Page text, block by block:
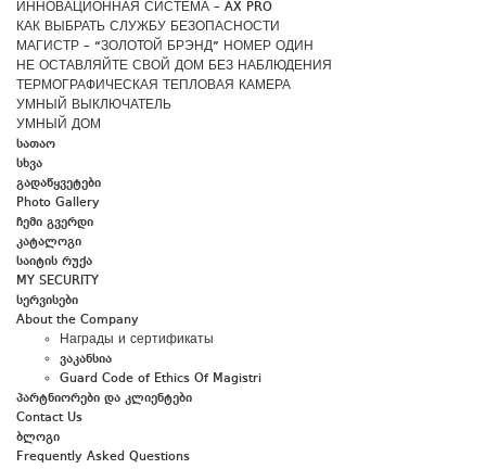
ИННОВАЦИОННАЯ СИСТЕМА – AX PRO
КАК ВЫБРАТЬ СЛУЖБУ БЕЗОПАСНОСТИ
МАГИСТР – “ЗОЛОТОЙ БРЭНД” НОМЕР ОДИН
НЕ ОСТАВЛЯЙТЕ СВОЙ ДОМ БЕЗ НАБЛЮДЕНИЯ
ТЕРМОГРАФИЧЕСКАЯ ТЕПЛОВАЯ КАМЕРА
УМНЫЙ ВЫКЛЮЧАТЕЛЬ
УМНЫЙ ДОМ
სათაო
სხვა
გადაწყვეტები
Photo Gallery
ჩემი გვერდი
კატალოგი
საიტის რუქა
MY SECURITY
სერვისები
About the Company
Награды и сертификаты
ვაკანსია
Guard Code of Ethics Of Magistri
პარტნიორები და კლიენტები
Contact Us
ბლოგი
Frequently Asked Questions